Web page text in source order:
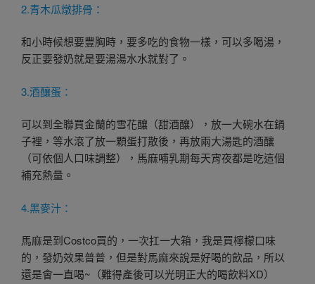
2.青木瓜燉排骨：
和小時候想要豐胸時，要多吃的食物一樣，可以多喝湯，
反正要發奶就是要湯湯水水就對了。
3.酒釀蛋：
可以到全聯買金蘭的雪花釀（甜酒釀），放一大碗水在鍋
子裡，等水滾了放一顆蛋打散後，再放兩大湯匙的酒釀
（可依個人口味調整），馬麻哺乳期每天宵夜都是吃這個
補充熱量。
4.黑麥汁：
馬麻是到Costco買的，一次扛一大箱，我是買檸檬口味
的，發奶效果普普，但是對馬麻來說是好喝的飲品，所以
還是會一直喝~（難得產後可以光明正大的喝飲料XD）